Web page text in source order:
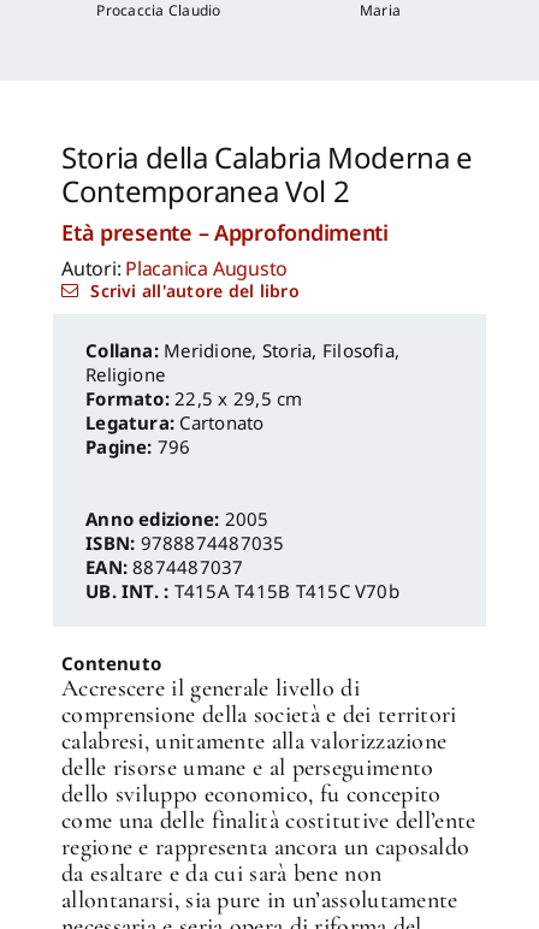
Procaccia Claudio
Maria
Storia della Calabria Moderna e
Contemporanea Vol 2
Età presente – Approfondimenti
Autori: Placanica Augusto
Scrivi all'autore del libro
Meridione, Storia, Filosofia,
Religione
Formato: 22,5 x 29,5 cm
Legatura: Cartonato
Pagine: 796
Anno edizione: 2005
ISBN: 9788874487035
EAN:8874487037
UB. INT. : T415A T415B T415C V70b
Contenuto
Accrescere il generale livello di
comprensione della società e dei territori
calabresi, unitamente alla valorizzazione
delle risorse umane e al perseguimento
dello sviluppo economico, fu concepito
come una delle finalità costitutive dell’ente
regione e rappresenta ancora un caposaldo
da esaltare e da cui sarà bene non
allontanarsi, sia pure in un’assolutamente